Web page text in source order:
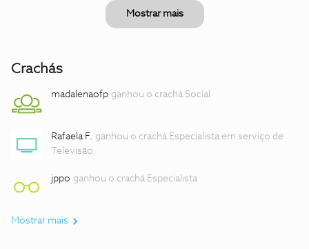
Mostrar mais
Crachás
madalenaofp ganhou o crachá Social
Rafaela F. ganhou o crachá Especialista em serviço de
Televisão
jppo ganhou o crachá Especialista
Mostrar mais